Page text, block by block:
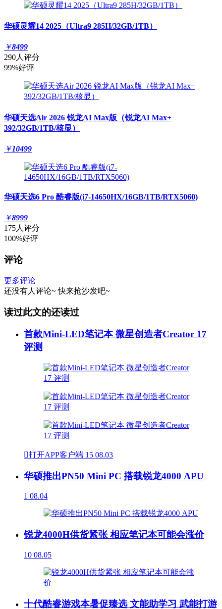
华硕灵耀14 2025（Ultra9 285H/32GB/1TB）
￥8499
290人评分
99%好评
华硕天选Air 2026 锐龙AI Max版（锐龙AI Max+
392/32GB/1TB/核显）
￥10499
华硕天选6 Pro 酷睿版(i7-14650HX/16GB/1TB/RTX5060)
￥8999
175人评分
100%好评
评论
更多评论
还没有人评论~ 快来抢沙发吧~
读过此文的还读过
首款Mini-LED笔记本 微星创造者Creator 17
评测
打开APP客户端 15 08.03
华硕推出PN50 Mini PC 搭载锐龙4000 APU
1 08.04
锐龙4000H供货紧张 相应笔记本可能会涨价
10 08.05
十代酷睿游戏本暑促臻选 文能助学习 武能打游